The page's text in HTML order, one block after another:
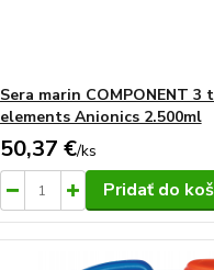
Sera marin COMPONENT 3
elements Anionics 2.500ml
50,37 €/ks
Pridať do